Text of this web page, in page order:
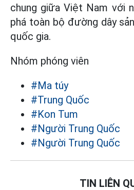
chung giữa Việt Nam với
phá toàn bộ đường dây
quốc gia.
Nhóm phóng viên
#Ma túy
#Trung Quốc
#Kon Tum
#Người Trung Quốc
#Người Trung Quốc
TIN LIÊN